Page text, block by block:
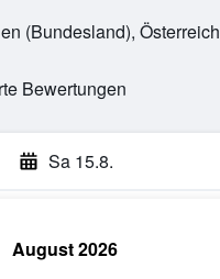
(Bundesland), Österreich
Bewertungen
Sa 15.8.
August 2026